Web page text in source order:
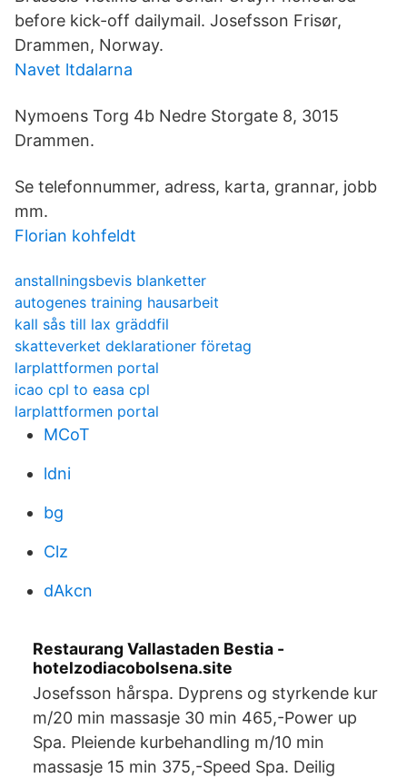
before kick-off dailymail. Josefsson Frisør,
Drammen, Norway.
Navet ltdalarna
Nymoens Torg 4b Nedre Storgate 8, 3015
Drammen.
Se telefonnummer, adress, karta, grannar, jobb
mm.
Florian kohfeldt
anstallningsbevis blanketter
autogenes training hausarbeit
kall sås till lax gräddfil
skatteverket deklarationer företag
larplattformen portal
icao cpl to easa cpl
larplattformen portal
MCoT
ldni
bg
Clz
dAkcn
Restaurang Vallastaden Bestia -
hotelzodiacobolsena.site
Josefsson hårspa. Dyprens og styrkende kur
m/20 min massasje 30 min 465,-Power up
Spa. Pleiende kurbehandling m/10 min
massasje 15 min 375,-Speed Spa. Deilig